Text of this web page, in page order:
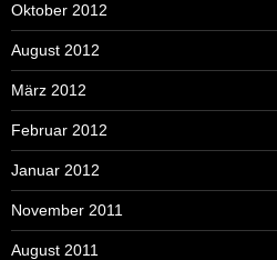
Oktober 2012
August 2012
März 2012
Februar 2012
Januar 2012
November 2011
August 2011